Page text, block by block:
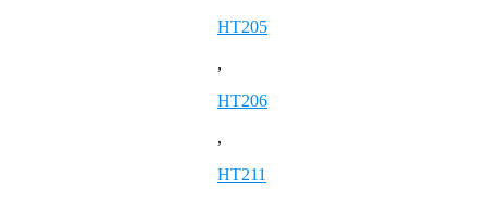
HT205
,
HT206
,
HT211